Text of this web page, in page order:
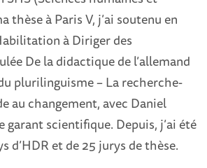
thèse à Paris V, j’ai soutenu en
à Diriger des
De la didactique de l’allemand
plurilinguisme – La recherche-
au changement, avec Daniel
garant scientifique. Depuis, j’ai été
d’HDR et de 25 jurys de thèse.